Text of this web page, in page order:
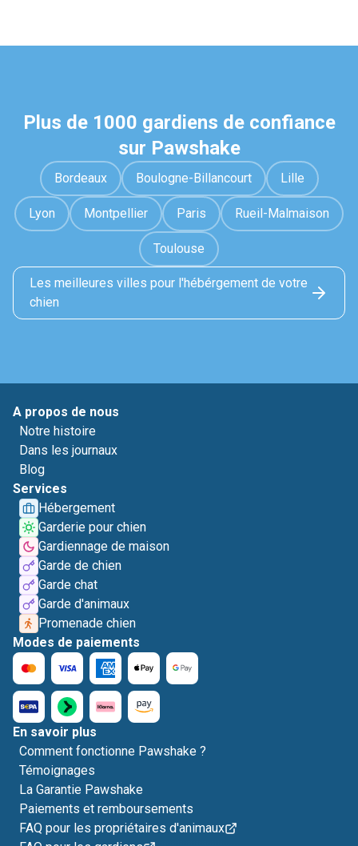
Plus de 1000 gardiens de confiance
sur Pawshake
Bordeaux Boulogne-Billancourt Lille
Lyon Montpellier Paris Rueil-Malmaison
Toulouse
Les meilleures villes pour l'hébérgement de votre
chien
A propos de nous
Notre histoire
Dans les journaux
Blog
Services
Hébergement
Garderie pour chien
Gardiennage de maison
Garde de chien
Garde chat
Garde d'animaux
Promenade chien
Modes de paiements
En savoir plus
Comment fonctionne Pawshake ?
Témoignages
La Garantie Pawshake
Paiements et remboursements
FAQ pour les propriétaires d'animaux